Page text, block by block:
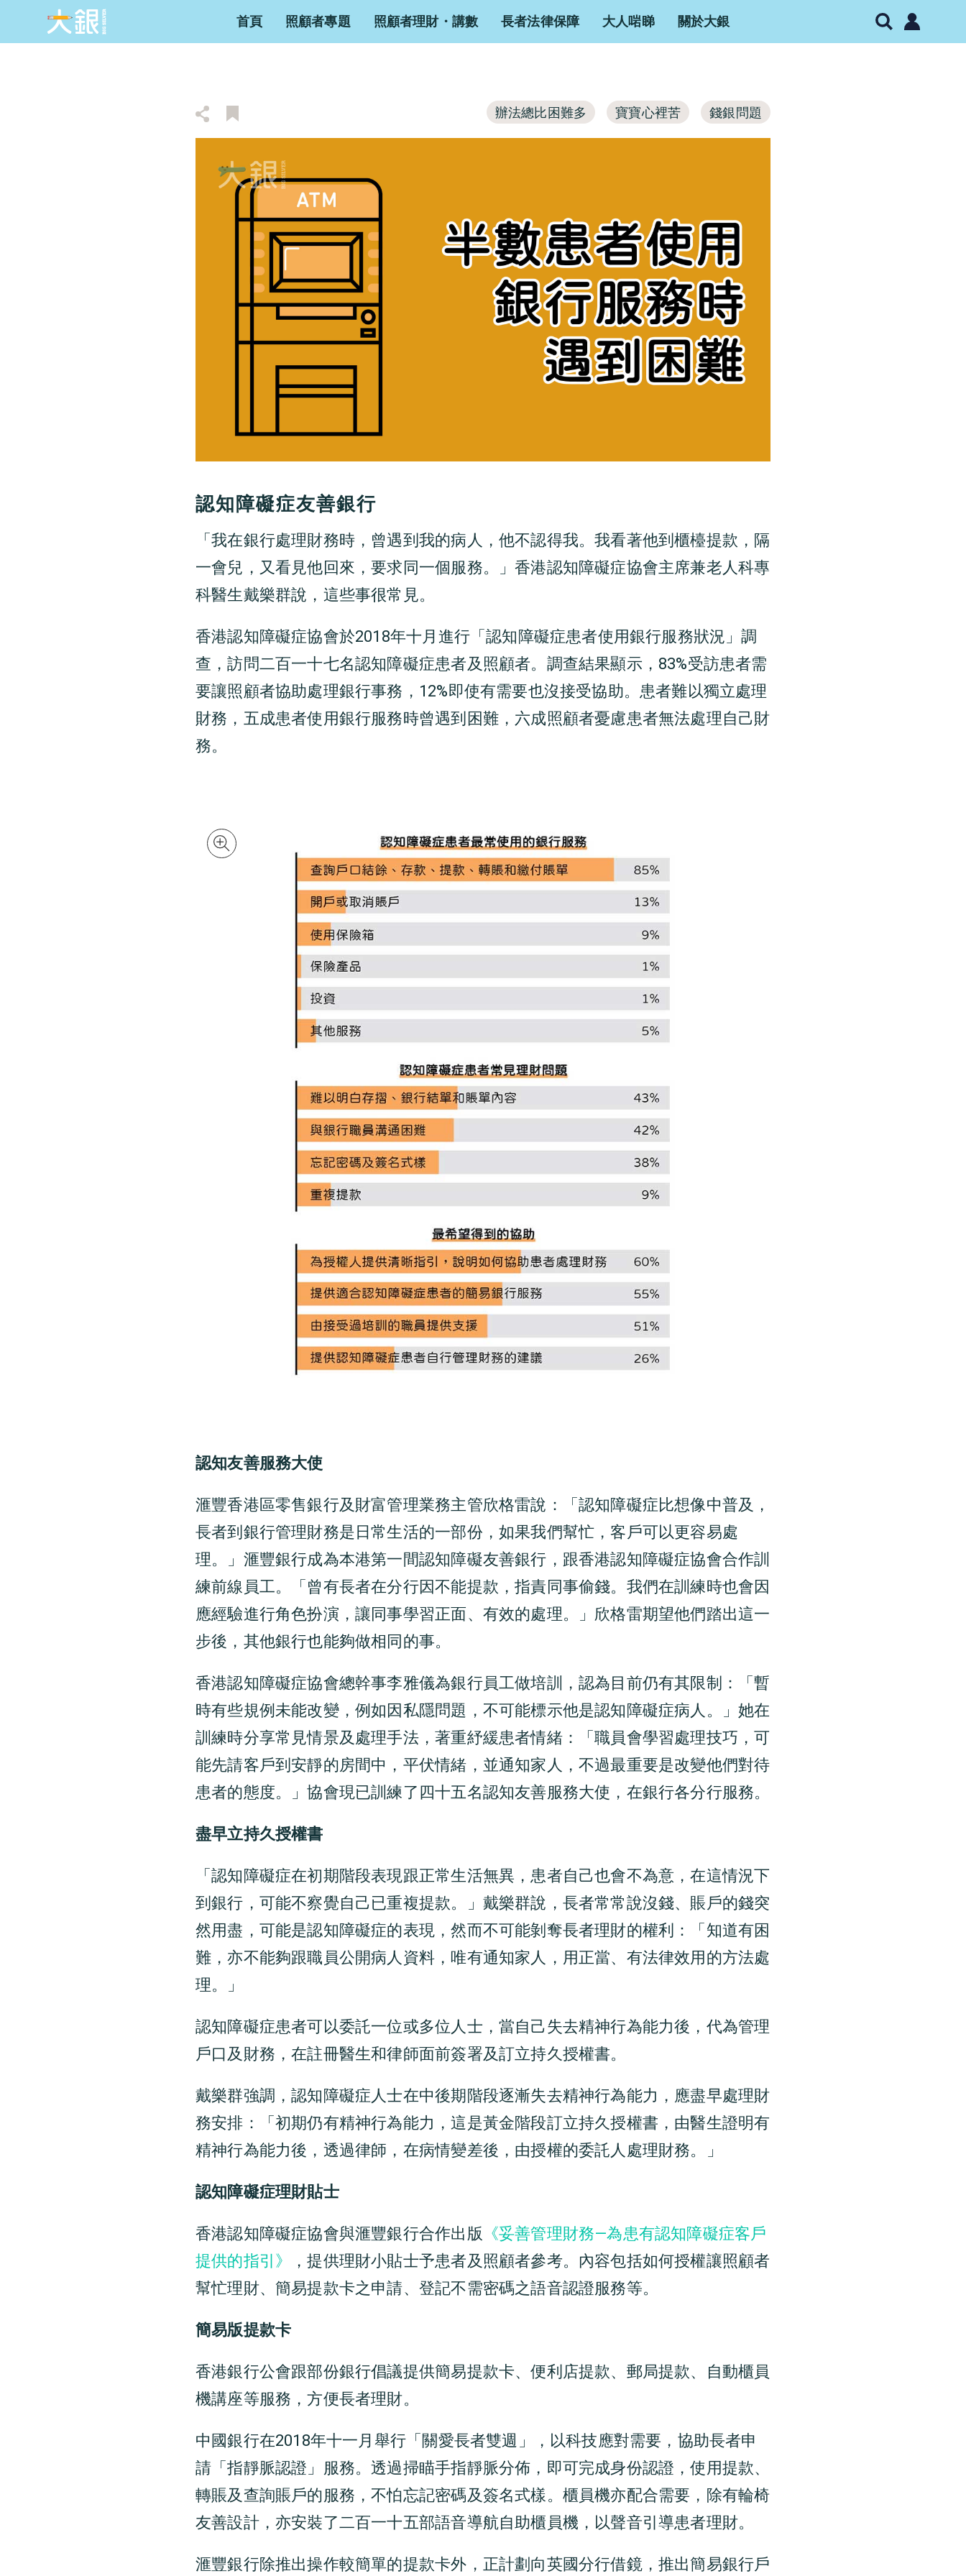
首頁 照顧者專題 照顧者理財・講數 長者法律保障 大人啱睇 關於大銀
辦法總比困難多 寶寶心裡苦 錢銀問題
認知障礙症友善銀行
「我在銀行處理財務時，曾遇到我的病人，他不認得我。我看著他到櫃檯提款，隔
一會兒，又看見他回來，要求同一個服務。」香港認知障礙症協會主席兼老人科專
科醫生戴樂群說，這些事很常見。
香港認知障礙症協會於2018年十月進行「認知障礙症患者使用銀行服務狀況」調
查，訪問二百一十七名認知障礙症患者及照顧者。調查結果顯示，83%受訪患者需
要讓照顧者協助處理銀行事務，12%即使有需要也沒接受協助。患者難以獨立處理
財務，五成患者使用銀行服務時曾遇到困難，六成照顧者憂慮患者無法處理自己財
務。
認知友善服務大使
滙豐香港區零售銀行及財富管理業務主管欣格雷說：「認知障礙症比想像中普及，
長者到銀行管理財務是日常生活的一部份，如果我們幫忙，客戶可以更容易處
理。」滙豐銀行成為本港第一間認知障礙友善銀行，跟香港認知障礙症協會合作訓
練前線員工。「曾有長者在分行因不能提款，指責同事偷錢。我們在訓練時也會因
應經驗進行角色扮演，讓同事學習正面、有效的處理。」欣格雷期望他們踏出這一
步後，其他銀行也能夠做相同的事。
香港認知障礙症協會總幹事李雅儀為銀行員工做培訓，認為目前仍有其限制：「暫
時有些規例未能改變，例如因私隱問題，不可能標示他是認知障礙症病人。」她在
訓練時分享常見情景及處理手法，著重紓緩患者情緒：「職員會學習處理技巧，可
能先請客戶到安靜的房間中，平伏情緒，並通知家人，不過最重要是改變他們對待
患者的態度。」協會現已訓練了四十五名認知友善服務大使，在銀行各分行服務。
盡早立持久授權書
「認知障礙症在初期階段表現跟正常生活無異，患者自己也會不為意，在這情況下
到銀行，可能不察覺自己已重複提款。」戴樂群說，長者常常說沒錢、賬戶的錢突
然用盡，可能是認知障礙症的表現，然而不可能剝奪長者理財的權利：「知道有困
難，亦不能夠跟職員公開病人資料，唯有通知家人，用正當、有法律效用的方法處
理。」
認知障礙症患者可以委託一位或多位人士，當自己失去精神行為能力後，代為管理
戶口及財務，在註冊醫生和律師面前簽署及訂立持久授權書。
戴樂群強調，認知障礙症人士在中後期階段逐漸失去精神行為能力，應盡早處理財
務安排：「初期仍有精神行為能力，這是黃金階段訂立持久授權書，由醫生證明有
精神行為能力後，透過律師，在病情變差後，由授權的委託人處理財務。」
認知障礙症理財貼士
香港認知障礙症協會與滙豐銀行合作出版 《妥善管理財務—為患有認知障礙症客戶
提供的指引》
，提供理財小貼士予患者及照顧者參考。內容包括如何授權讓照顧者
幫忙理財、簡易提款卡之申請、登記不需密碼之語音認證服務等。
簡易版提款卡
香港銀行公會跟部份銀行倡議提供簡易提款卡、便利店提款、郵局提款、自動櫃員
機講座等服務，方便長者理財。
中國銀行在2018年十一月舉行「關愛長者雙週」，以科技應對需要，協助長者申
請「指靜脈認證」服務。透過掃瞄手指靜脈分佈，即可完成身份認證，使用提款、
轉賬及查詢賬戶的服務，不怕忘記密碼及簽名式樣。櫃員機亦配合需要，除有輪椅
友善設計，亦安裝了二百一十五部語音導航自助櫃員機，以聲音引導患者理財。
滙豐銀行除推出操作較簡單的提款卡外，正計劃向英國分行借鏡，推出簡易銀行戶